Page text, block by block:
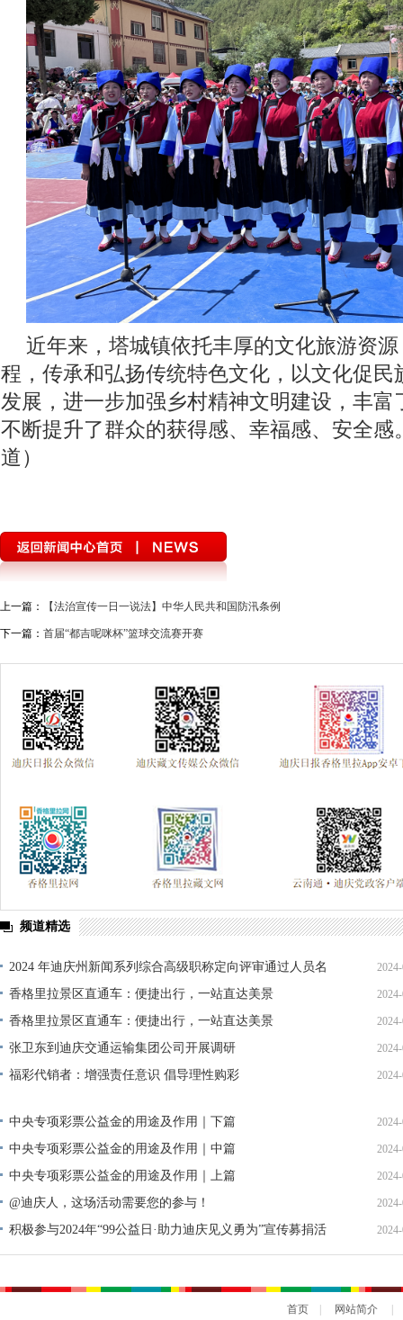
近年来，塔城镇依托丰厚的文化旅游资
程，传承和弘扬传统特色文化，以文化促民
发展，进一步加强乡村精神文明建设，丰
不断提升了群众的获得感、幸福感、安全感
道）
上一篇： 【法治宣传一日一说法】中华人民共和国防汛条例
下一篇： 首届“都吉呢咪杯”篮球交流赛开赛
频道精选
2024 年迪庆州新闻系列综合高级职称定向评审通过人员名
单公示
香格里拉景区直通车：便捷出行，一站直达美景
香格里拉景区直通车：便捷出行，一站直达美景
张卫东到迪庆交通运输集团公司开展调研
福彩代销者：增强责任意识 倡导理性购彩
中央专项彩票公益金的用途及作用｜下篇
中央专项彩票公益金的用途及作用｜中篇
中央专项彩票公益金的用途及作用｜上篇
@迪庆人，这场活动需要您的参与！
积极参与2024年“99公益日·助力迪庆见义勇为”宣传募捐活
动倡议书